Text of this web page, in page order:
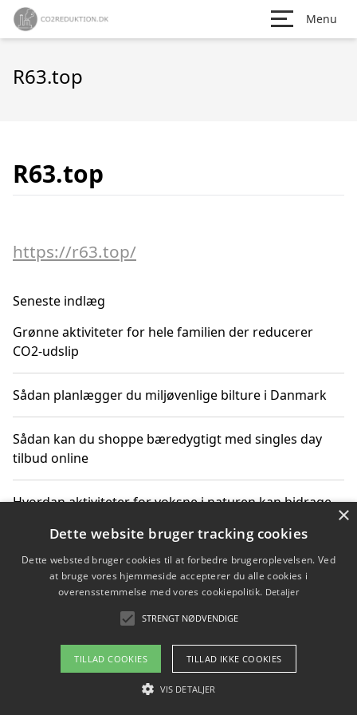
Menu
R63.top
R63.top
https://r63.top/
Seneste indlæg
Grønne aktiviteter for hele familien der reducerer
CO2-udslip
Sådan planlægger du miljøvenlige bilture i Danmark
Sådan kan du shoppe bæredygtigt med singles day
tilbud online
Hvordan aktiviteter for voksne i naturen kan bidrage
Sådan planlægger du dine vigtige datoer for CO2-
reduktion
Copyright 2026 - Pilanto Aps
Om / kontakt
×
Dette website bruger tracking cookies
Dette websted bruger cookies til at forbedre brugeroplevelsen. Ved
at bruge vores hjemmeside accepterer du alle cookies i
overensstemmelse med vores cookiepolitik. Detaljer
STRENGT NØDVENDIGE
TILLAD COOKIES TILLAD IKKE COOKIES
VIS DETALJER